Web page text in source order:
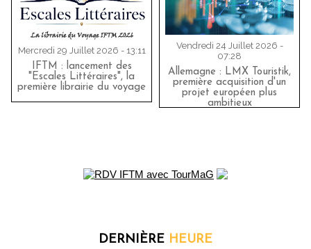
Mercredi 29 Juillet 2026 - 13:11
IFTM : lancement des
"Escales Littéraires", la
première librairie du voyage
Vendredi 24 Juillet 2026 -
07:28
Allemagne : LMX Touristik,
première acquisition d'un
projet européen plus
ambitieux
DERNIÈRE HEURE